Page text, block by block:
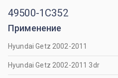
49500-1C352
Применение
Hyundai Getz 2002-2011
Hyundai Getz 2002-2011 3dr